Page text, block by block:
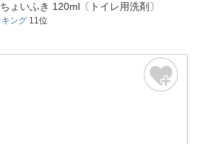
ょいふき 120ml〔トイレ用洗剤〕
キング 11位